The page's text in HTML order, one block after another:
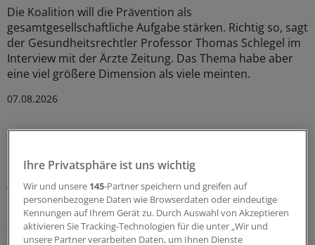
Die Koalition will die Prävention als
gesamtgesellschaftliche Aufgabe stärken. Richtig so, sagt
der Gesundheitsrechtler Professor Thomas Schlegel im
Interview mit der Ärzte Zeitung. Das Thema habe aber
eine viel größere Dimension als viele meinten.
07.08.2026
Sparpaket sorgt für Unsicherheit
Praxisbesonderheiten in Zeiten des GKV-
Spargesetzes: Klarheit soll es in der kommenden
Woche geben
Ein Passus des Beitragssatzstabilisierungsgesetz sorgt
für Unruhe unter Ärztinnen und Ärzten. Stehen die
Ihre Privatsphäre ist uns wichtig
Wir und unsere 145-Partner speichern und greifen auf
personenbezogene Daten wie Browserdaten oder eindeutige
Kennungen auf Ihrem Gerät zu. Durch Auswahl von Akzeptieren
aktivieren Sie Tracking-Technologien für die unter „Wir und
unsere Partner verarbeiten Daten, um Ihnen Dienste